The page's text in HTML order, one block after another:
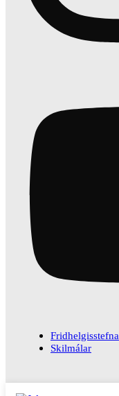
Fridhelgisstefna
Skilmálar